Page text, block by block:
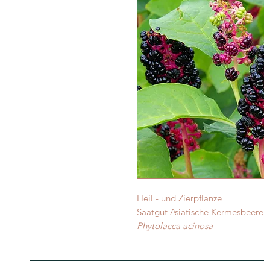
Heil - und Zierpflanze
Saatgut Asiatische Kermesbeere
Phytolacca acinosa